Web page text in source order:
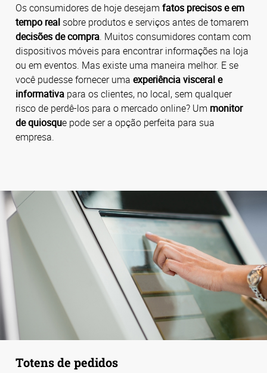
Os consumidores de hoje desejam fatos precisos e em
tempo real sobre produtos e serviços antes de tomarem
decisões de compra. Muitos consumidores contam com
dispositivos móveis para encontrar informações na loja
ou em eventos. Mas existe uma maneira melhor. E se
você pudesse fornecer uma experiência visceral e
informativa para os clientes, no local, sem qualquer
risco de perdê-los para o mercado online? Um monitor
de quiosque pode ser a opção perfeita para sua
empresa.
Totens de pedidos